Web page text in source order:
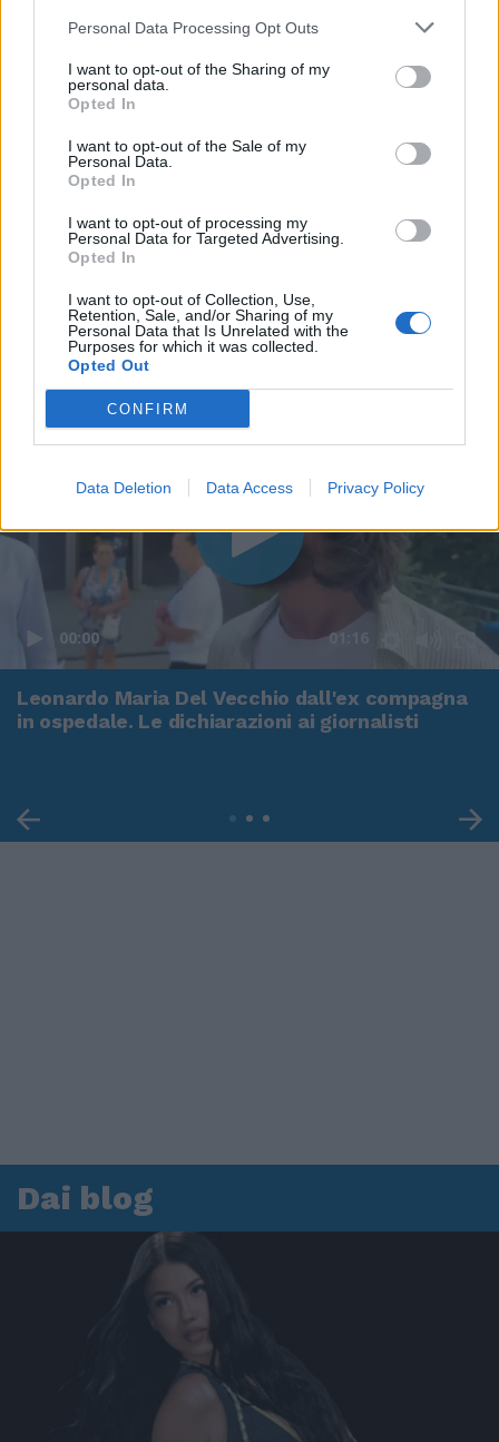
Personal Data Processing Opt Outs
I want to opt-out of the Sharing of my
personal data.
Opted In
I want to opt-out of the Sale of my
Personal Data.
Opted In
I want to opt-out of processing my
Personal Data for Targeted Advertising.
Opted In
I want to opt-out of Collection, Use,
Retention, Sale, and/or Sharing of my
Personal Data that Is Unrelated with the
Purposes for which it was collected.
Opted Out
CONFIRM
Data Deletion Data Access Privacy Policy
00:00 01:16
Leonardo Maria Del Vecchio dall'ex compagna
in ospedale. Le dichiarazioni ai giornalisti
Dai blog